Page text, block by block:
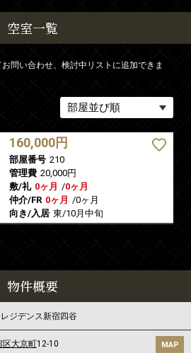
空室一覧
問い合わせ、検討中リストに追加できま
160,000円
部屋番号 210
管理費 20,000円
敷/礼 0ヶ月 /0ヶ月
仲介/FR 0ヶ月 /0ヶ月
向き/入居 東/10月中旬
物件概要
ジデンス新宿四谷
区大京町12-10 MAP